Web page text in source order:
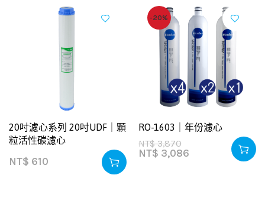
20吋濾心系列 20吋UDF｜顆
粒活性碳濾心
NT$ 610
-20%
RO-1603｜年份濾心
NT$3,870
NT$ 3,086